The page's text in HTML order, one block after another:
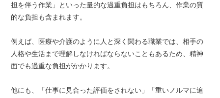
担を伴う作業」といった量的な過重負担はもちろん、作業の質
的な負担も含まれます。
例えば、医療や介護のように人と深く関わる職業では、相手の
人格や生活まで理解しなければならないこともあるため、精神
面でも過重な負担がかかります。
他にも、「仕事に見合った評価をされない」「重いノルマに追